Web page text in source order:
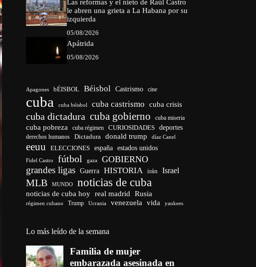
Las reformas y el nieto de Raúl Castro
le abren una grieta a La Habana por su
izquierda
05/08/2026
Apátrida
05/08/2026
Apagones bÉISBOL Béisbol Castrismo cine
cuba cuba béisbol cuba castrismo cuba crisis
cuba dictadura cuba gobierno cuba miseria
cuba pobreza cuba régimen CURIOSIDADES deportes
derechos humanos Dictadura donald trump díaz Canel
eeuu ELECCIONES españa estados unidos
Fidel Castro fútbol gaza GOBIERNO
grandes ligas Guerra HISTORIA irán Israel
MLB MUNDO noticias de cuba
noticias de cuba hoy real madrid Rusia
régimen cubano Trump Ucrania venezuela vida yankees
Lo más leído de la semana